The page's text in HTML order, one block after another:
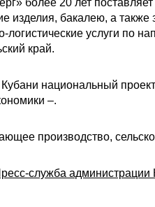
более 20 лет
изделия, бакалею, а
логистические услуги по
край.
национальный
–.
производство,
служба администрации